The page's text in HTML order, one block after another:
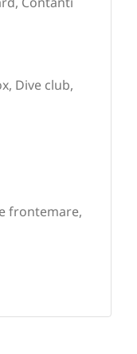
Dive club,
frontemare,